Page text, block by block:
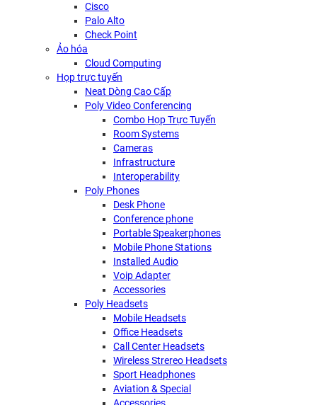
Cisco
Palo Alto
Check Point
Ảo hóa
Cloud Computing
Họp trực tuyến
Neat Dòng Cao Cấp
Poly Video Conferencing
Combo Họp Trực Tuyến
Room Systems
Cameras
Infrastructure
Interoperability
Poly Phones
Desk Phone
Conference phone
Portable Speakerphones
Mobile Phone Stations
Installed Audio
Voip Adapter
Accessories
Poly Headsets
Mobile Headsets
Office Headsets
Call Center Headsets
Wireless Strereo Headsets
Sport Headphones
Aviation & Special